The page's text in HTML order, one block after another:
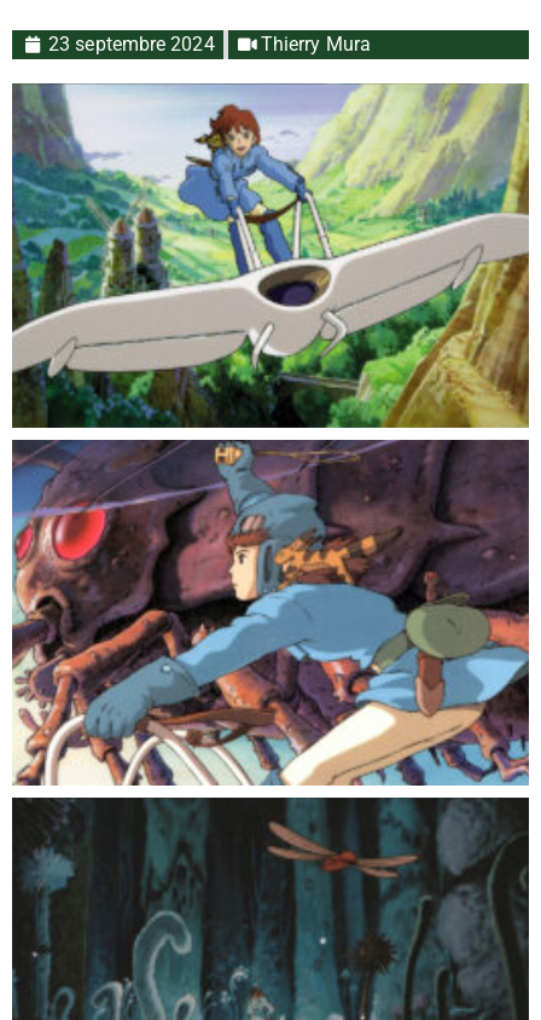
23 septembre 2024 Thierry Mura